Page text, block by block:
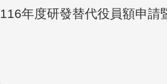
年度研發替代役員額申請